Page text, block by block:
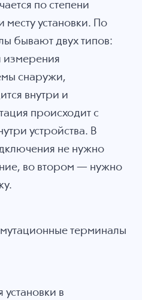
по степени
месту установки. По
бывают двух типов:
измерения
снаружи,
внутри и
происходит с
устройства. В
не нужно
во втором — нужно
терминалы
в